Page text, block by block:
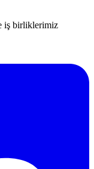
iş birliklerimiz